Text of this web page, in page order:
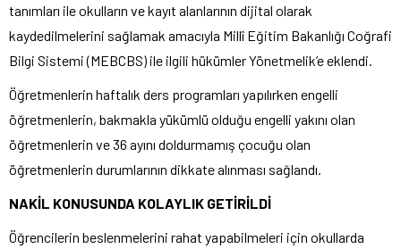
tanımları ile okulların ve kayıt alanlarının dijital olarak
kaydedilmelerini sağlamak amacıyla Millî Eğitim Bakanlığı Coğrafi
Bilgi Sistemi (MEBCBS) ile ilgili hükümler Yönetmelik’e eklendi.
Öğretmenlerin haftalık ders programları yapılırken engelli
öğretmenlerin, bakmakla yükümlü olduğu engelli yakını olan
öğretmenlerin ve 36 ayını doldurmamış çocuğu olan
öğretmenlerin durumlarının dikkate alınması sağlandı.
NAKİL KONUSUNDA KOLAYLIK GETİRİLDİ
Öğrencilerin beslenmelerini rahat yapabilmeleri için okullarda